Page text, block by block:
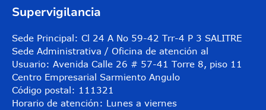
Supervigilancia
Sede Principal: Cl 24 A No 59-42 Trr-4 P 3 SALITRE
Sede Administrativa / Oficina de atención al
Usuario: Avenida Calle 26 # 57-41 Torre 8, piso 11
Centro Empresarial Sarmiento Angulo
Código postal: 111321
Horario de atención: Lunes a viernes